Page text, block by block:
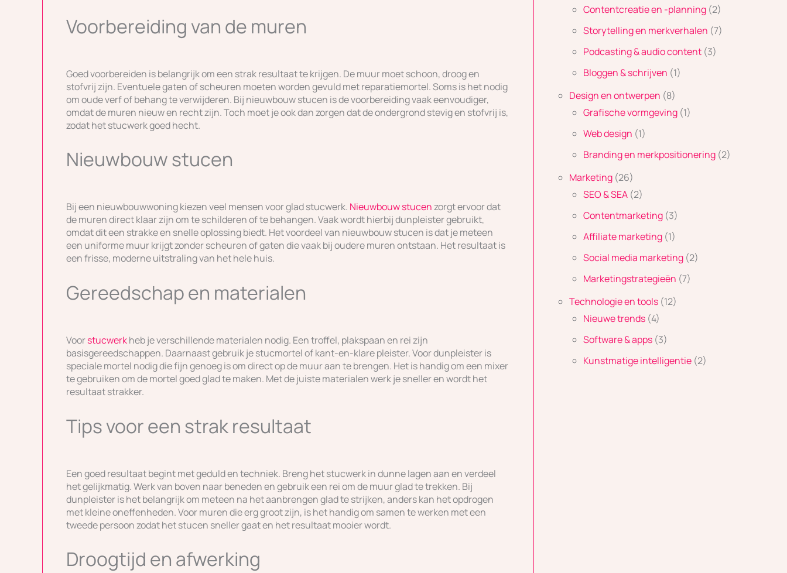
Voorbereiding van de muren
Goed voorbereiden is belangrijk om een strak resultaat te krijgen. De muur moet schoon, droog en
stofvrij zijn. Eventuele gaten of scheuren moeten worden gevuld met reparatiemortel. Soms is het nodig
om oude verf of behang te verwijderen. Bij nieuwbouw stucen is de voorbereiding vaak eenvoudiger,
omdat de muren nieuw en recht zijn. Toch moet je ook dan zorgen dat de ondergrond stevig en stofvrij is,
zodat het stucwerk goed hecht.
Nieuwbouw stucen
Bij een nieuwbouwwoning kiezen veel mensen voor glad stucwerk. Nieuwbouw stucenzorgt ervoor dat
de muren direct klaar zijn om te schilderen of te behangen. Vaak wordt hierbij dunpleister gebruikt,
omdat dit een strakke en snelle oplossing biedt. Het voordeel van nieuwbouw stucen is dat je meteen
een uniforme muur krijgt zonder scheuren of gaten die vaak bij oudere muren ontstaan. Het resultaat is
een frisse, moderne uitstraling van het hele huis.
Gereedschap en materialen
Voorstucwerkheb je verschillende materialen nodig. Een troffel, plakspaan en rei zijn
basisgereedschappen. Daarnaast gebruik je stucmortel of kant-en-klare pleister. Voor dunpleister is
speciale mortel nodig die fijn genoeg is om direct op de muur aan te brengen. Het is handig om een mixer
te gebruiken om de mortel goed glad te maken. Met de juiste materialen werk je sneller en wordt het
resultaat strakker.
Tips voor een strak resultaat
Een goed resultaat begint met geduld en techniek. Breng het stucwerk in dunne lagen aan en verdeel
het gelijkmatig. Werk van boven naar beneden en gebruik een rei om de muur glad te trekken. Bij
dunpleister is het belangrijk om meteen na het aanbrengen glad te strijken, anders kan het opdrogen
met kleine oneffenheden. Voor muren die erg groot zijn, is het handig om samen te werken met een
tweede persoon zodat het stucen sneller gaat en het resultaat mooier wordt.
Droogtijd en afwerking
Contentcreatie en -planning (2)
Storytelling en merkverhalen (7)
Podcasting & audio content (3)
Bloggen & schrijven (1)
Design en ontwerpen (8)
Grafische vormgeving (1)
Web design (1)
Branding en merkpositionering (2)
Marketing (26)
SEO & SEA (2)
Contentmarketing (3)
Affiliate marketing (1)
Social media marketing (2)
Marketingstrategieën (7)
Technologie en tools (12)
Nieuwe trends (4)
Software & apps (3)
Kunstmatige intelligentie (2)